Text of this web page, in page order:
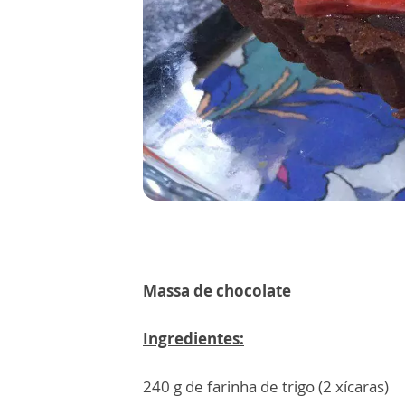
Massa de chocolate
Ingredientes:
240 g de farinha de trigo (2 xícaras)